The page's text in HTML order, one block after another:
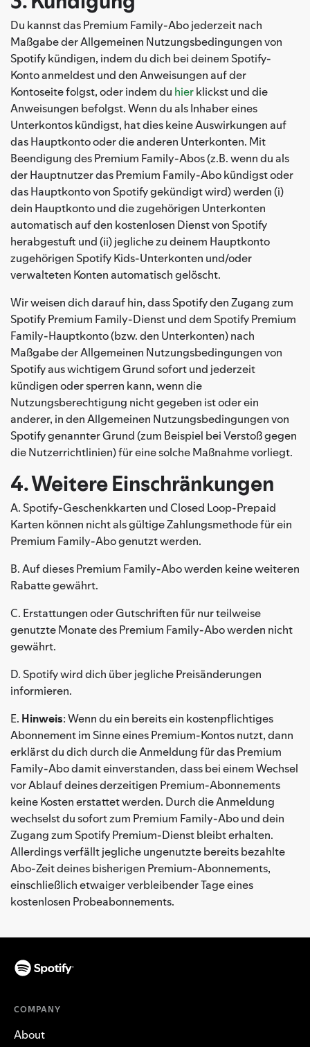
Du kannst das Premium Family-Abo jederzeit nach
Maßgabe der Allgemeinen Nutzungsbedingungen von
Spotify kündigen, indem du dich bei deinem Spotify-
Konto anmeldest und den Anweisungen auf der
Kontoseite folgst, oder indem du hierklickst und die
Anweisungen befolgst. Wenn du als Inhaber eines
Unterkontos kündigst, hat dies keine Auswirkungen auf
das Hauptkonto oder die anderen Unterkonten. Mit
Beendigung des Premium Family-Abos (z.B. wenn du als
der Hauptnutzer das Premium Family-Abo kündigst oder
das Hauptkonto von Spotify gekündigt wird) werden (i)
dein Hauptkonto und die zugehörigen Unterkonten
automatisch auf den kostenlosen Dienst von Spotify
herabgestuft und (ii) jegliche zu deinem Hauptkonto
zugehörigen Spotify Kids-Unterkonten und/oder
verwalteten Konten automatisch gelöscht.
Wir weisen dich darauf hin, dass Spotify den Zugang zum
Spotify Premium Family-Dienst und dem Spotify Premium
Family-Hauptkonto (bzw. den Unterkonten) nach
Maßgabe der Allgemeinen Nutzungsbedingungen von
Spotify aus wichtigem Grund sofort und jederzeit
kündigen oder sperren kann, wenn die
Nutzungsberechtigung nicht gegeben ist oder ein
anderer, in den Allgemeinen Nutzungsbedingungen von
Spotify genannter Grund (zum Beispiel bei Verstoß gegen
die Nutzerrichtlinien) für eine solche Maßnahme vorliegt.
4. Weitere Einschränkungen
A. Spotify-Geschenkkarten und Closed Loop-Prepaid
Karten können nicht als gültige Zahlungsmethode für ein
Premium Family-Abo genutzt werden.
B. Auf dieses Premium Family-Abo werden keine weiteren
Rabatte gewährt.
C. Erstattungen oder Gutschriften für nur teilweise
genutzte Monate des Premium Family-Abo werden nicht
gewährt.
D. Spotify wird dich über jegliche Preisänderungen
informieren.
E. Hinweis: Wenn du ein bereits ein kostenpflichtiges
Abonnement im Sinne eines Premium-Kontos nutzt, dann
erklärst du dich durch die Anmeldung für das Premium
Family-Abo damit einverstanden, dass bei einem Wechsel
vor Ablauf deines derzeitigen Premium-Abonnements
keine Kosten erstattet werden. Durch die Anmeldung
wechselst du sofort zum Premium Family-Abo und dein
Zugang zum Spotify Premium-Dienst bleibt erhalten.
Allerdings verfällt jegliche ungenutzte bereits bezahlte
Abo-Zeit deines bisherigen Premium-Abonnements,
einschließlich etwaiger verbleibender Tage eines
kostenlosen Probeabonnements.
COMPANY
About